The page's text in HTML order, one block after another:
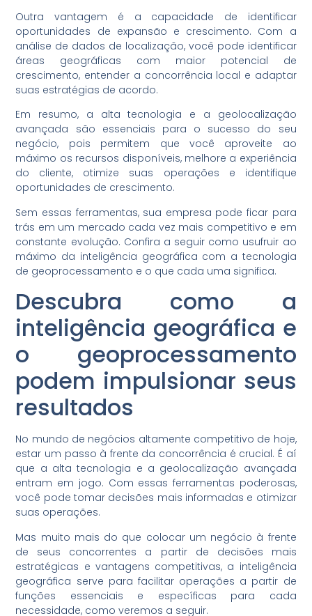
Outra vantagem é a capacidade de identificar
oportunidades de expansão e crescimento. Com a
análise de dados de localização, você pode identificar
áreas geográficas com maior potencial de
crescimento, entender a concorrência local e adaptar
suas estratégias de acordo.
Em resumo, a alta tecnologia e a geolocalização
avançada são essenciais para o sucesso do seu
negócio, pois permitem que você aproveite ao
máximo os recursos disponíveis, melhore a experiência
do cliente, otimize suas operações e identifique
oportunidades de crescimento.
Sem essas ferramentas, sua empresa pode ficar para
trás em um mercado cada vez mais competitivo e em
constante evolução. Confira a seguir como usufruir ao
máximo da inteligência geográfica com a tecnologia
de geoprocessamento e o que cada uma significa.
Descubra como a
inteligência geográfica e
o geoprocessamento
podem impulsionar seus
resultados
No mundo de negócios altamente competitivo de hoje,
estar um passo à frente da concorrência é crucial. É aí
que a alta tecnologia e a geolocalização avançada
entram em jogo. Com essas ferramentas poderosas,
você pode tomar decisões mais informadas e otimizar
suas operações.
Mas muito mais do que colocar um negócio à frente
de seus concorrentes a partir de decisões mais
estratégicas e vantagens competitivas, a inteligência
geográfica serve para facilitar operações a partir de
funções essenciais e específicas para cada
necessidade, como veremos a seguir.